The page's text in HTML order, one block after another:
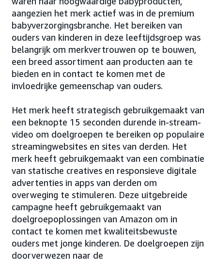
aangezien het merk actief was in de premium
babyverzorgingsbranche. Het bereiken van
ouders van kinderen in deze leeftijdsgroep was
belangrijk om merkvertrouwen op te bouwen,
een breed assortiment aan producten aan te
bieden en in contact te komen met de
invloedrijke gemeenschap van ouders.
Het merk heeft strategisch gebruikgemaakt van
een beknopte 15 seconden durende in-stream-
video om doelgroepen te bereiken op populaire
streamingwebsites en sites van derden. Het
merk heeft gebruikgemaakt van een combinatie
van statische creatives en responsieve digitale
advertenties in apps van derden om
overweging te stimuleren. Deze uitgebreide
campagne heeft gebruikgemaakt van
doelgroepoplossingen van Amazon om in
contact te komen met kwaliteitsbewuste
ouders met jonge kinderen. De doelgroepen zijn
doorverwezen naar de